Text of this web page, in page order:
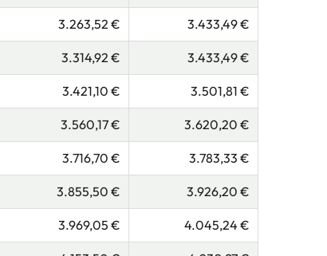
3.263,52 € 3.433,49 €
3.314,92 € 3.433,49 €
3.421,10 € 3.501,81 €
3.560,17 € 3.620,20 €
3.716,70 € 3.783,33 €
3.855,50 € 3.926,20 €
3.969,05 € 4.045,24 €